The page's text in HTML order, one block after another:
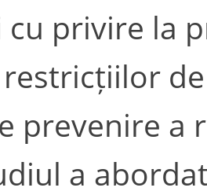
privire la
prevenire a
a